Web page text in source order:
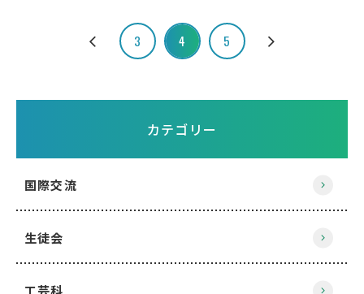
3 4 5
カテゴリー
国際交流
生徒会
工芸科